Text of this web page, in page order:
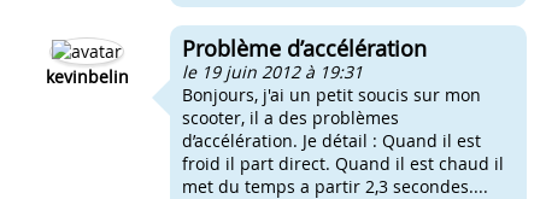
kevinbelin
Problème d’accélération
le 19 juin 2012 à 19:31
Bonjours, j'ai un petit soucis sur mon
scooter, il a des problèmes
d’accélération. Je détail : Quand il est
froid il part direct. Quand il est chaud il
met du temps a partir 2,3 secondes....